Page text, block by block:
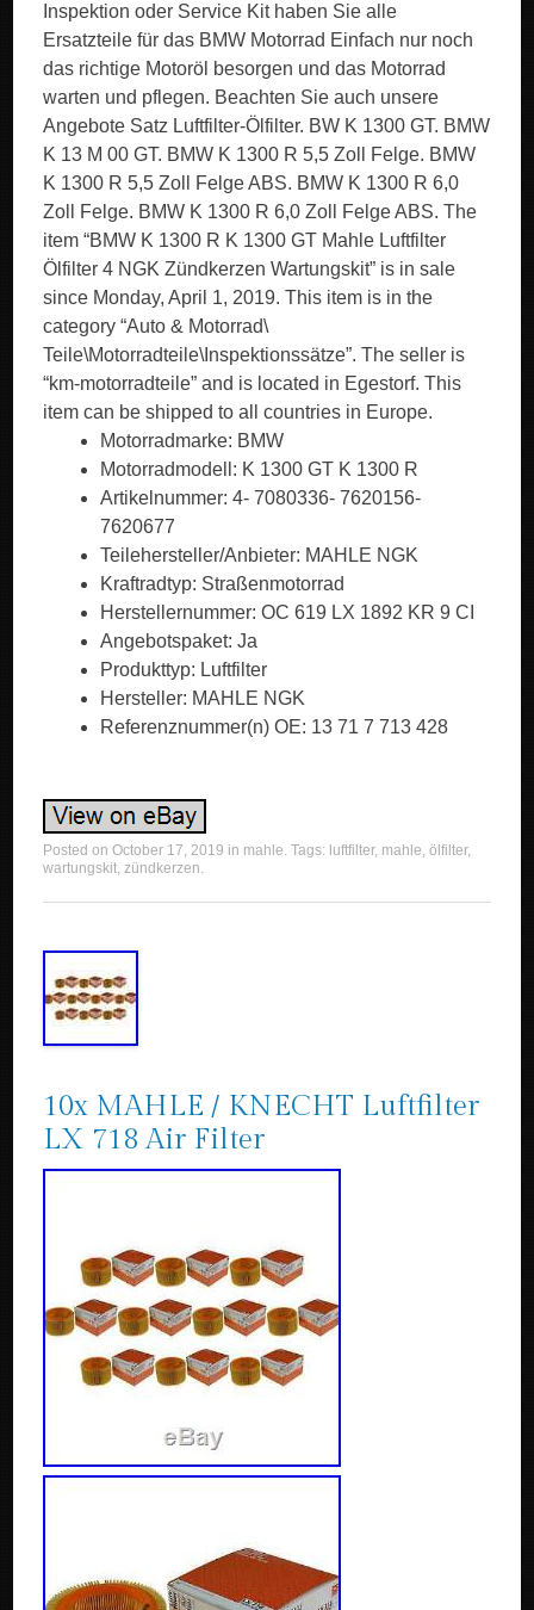
Inspektion oder Service Kit haben Sie alle
Ersatzteile für das BMW Motorrad Einfach nur noch
das richtige Motoröl besorgen und das Motorrad
warten und pflegen. Beachten Sie auch unsere
Angebote Satz Luftfilter-Ölfilter. BW K 1300 GT. BMW
K 13 M 00 GT. BMW K 1300 R 5,5 Zoll Felge. BMW
K 1300 R 5,5 Zoll Felge ABS. BMW K 1300 R 6,0
Zoll Felge. BMW K 1300 R 6,0 Zoll Felge ABS. The
item “BMW K 1300 R K 1300 GT Mahle Luftfilter
Ölfilter 4 NGK Zündkerzen Wartungskit” is in sale
since Monday, April 1, 2019. This item is in the
category “Auto & Motorrad\
Teile\Motorradteile\Inspektionssätze”. The seller is
“km-motorradteile” and is located in Egestorf. This
item can be shipped to all countries in Europe.
Motorradmarke: BMW
Motorradmodell: K 1300 GT K 1300 R
Artikelnummer: 4- 7080336- 7620156-
7620677
Teilehersteller/Anbieter: MAHLE NGK
Kraftradtyp: Straßenmotorrad
Herstellernummer: OC 619 LX 1892 KR 9 CI
Angebotspaket: Ja
Produkttyp: Luftfilter
Hersteller: MAHLE NGK
Referenznummer(n) OE: 13 71 7 713 428
Posted onOctober 17, 2019 in mahle. Tags: luftfilter, mahle,ölfilter,
wartungskit,zündkerzen.
10x MAHLE / KNECHT Luftfilter
LX 718 Air Filter